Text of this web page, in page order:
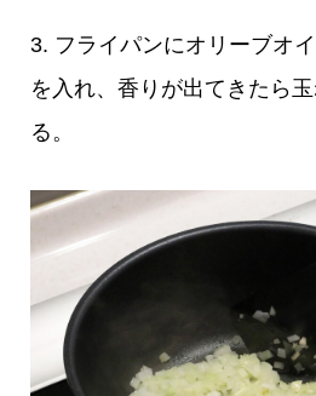
3. フライパンにオリーブオ
を入れ、香りが出てきたら
る。